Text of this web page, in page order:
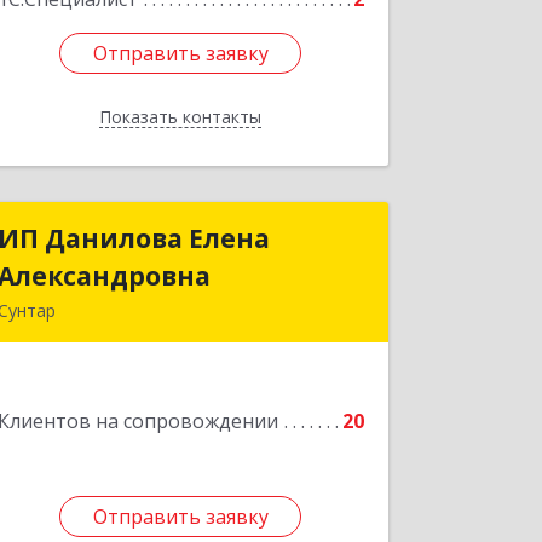
Отправить заявку
Показать контакты
Отправить заявку
Назад
ИП Данилова Елена
Клиентов на сопровождении 20
Отправить заявку
ИП Данилова Елена
Александровна
Отправить заявку